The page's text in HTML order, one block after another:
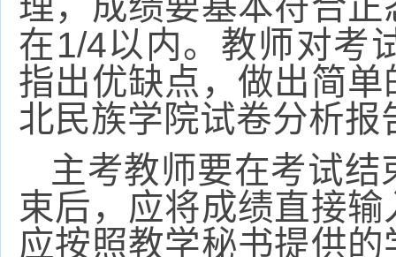
在1/4以内。教师对考
指出优缺点，做出简
北民族学院试卷分析报
主考教师要在考试结
束后，应将成绩直接
应按照教学秘书提供